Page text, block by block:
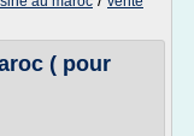
( pour